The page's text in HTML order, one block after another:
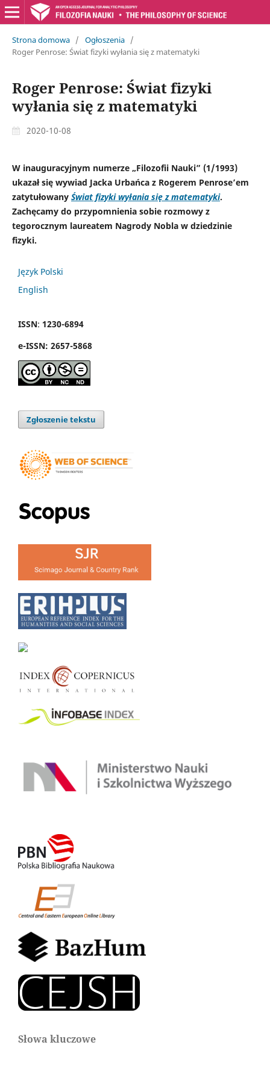
Strona domowa / Ogłoszenia /
Roger Penrose: Świat fizyki wyłania się z matematyki
Roger Penrose: Świat fizyki
wyłania się z matematyki
2020-10-08
W inauguracyjnym numerze „Filozofii Nauki” (1/1993)
ukazał się wywiad Jacka Urbańca z Rogerem Penrose’em
zatytułowany Świat fizyki wyłania się z matematyki.
Zachęcamy do przypomnienia sobie rozmowy z
tegorocznym laureatem Nagrody Nobla w dziedzinie
fizyki.
Język Polski
English
ISSN: 1230-6894
e-ISSN: 2657-5868
Zgłoszenie tekstu
Słowa kluczowe